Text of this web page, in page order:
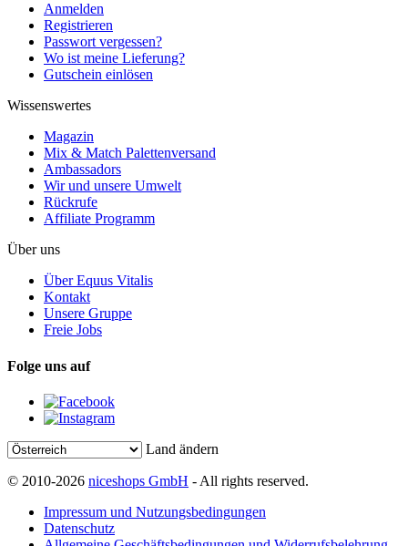
Anmelden
Registrieren
Passwort vergessen?
Wo ist meine Lieferung?
Gutschein einlösen
Wissenswertes
Magazin
Mix & Match Palettenversand
Ambassadors
Wir und unsere Umwelt
Rückrufe
Affiliate Programm
Über uns
Über Equus Vitalis
Kontakt
Unsere Gruppe
Freie Jobs
Folge uns auf
Land ändern
© 2010-2026 niceshops GmbH - All rights reserved.
Impressum und Nutzungsbedingungen
Datenschutz